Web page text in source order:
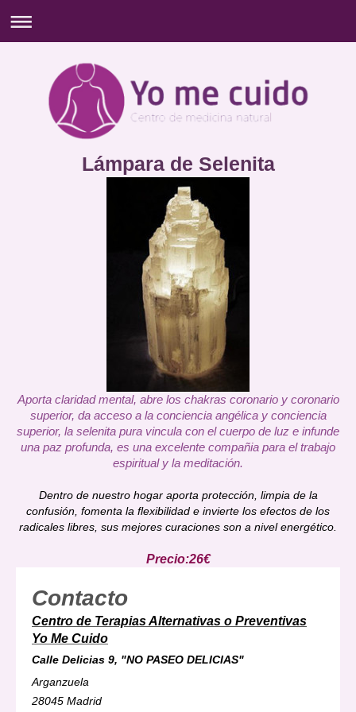
Lámpara de Selenita
Aporta claridad mental, abre los chakras coronario y coronario
superior, da acceso a la conciencia angélica y conciencia
superior, la selenita pura vincula con el cuerpo de luz e infunde
una paz profunda, es una excelente compañia para el trabajo
espiritual y la meditación.
Dentro de nuestro hogar aporta protección, limpia de la
confusión, fomenta la flexibilidad e invierte los efectos de los
radicales libres, sus mejores curaciones son a nivel energético.
Precio:26€
Contacto
Centro de Terapias Alternativas o Preventivas
Yo Me Cuido
Calle Delicias 9, "NO PASEO DELICIAS"
Arganzuela
28045 Madrid